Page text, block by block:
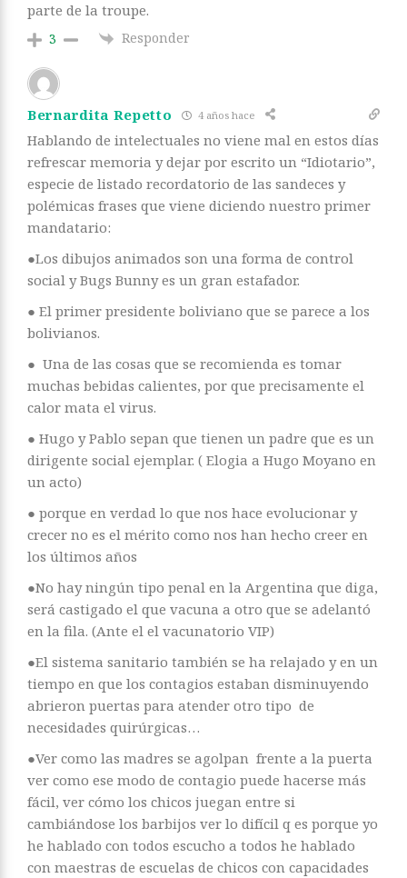
parte de la troupe.
3 Responder
Bernardita Repetto 4 años hace
Hablando de intelectuales no viene mal en estos días
refrescar memoria y dejar por escrito un “Idiotario”,
especie de listado recordatorio de las sandeces y
polémicas frases que viene diciendo nuestro primer
mandatario:
●Los dibujos animados son una forma de control
social y Bugs Bunny es un gran estafador.
● El primer presidente boliviano que se parece a los
bolivianos.
● Una de las cosas que se recomienda es tomar
muchas bebidas calientes, por que precisamente el
calor mata el virus.
● Hugo y Pablo sepan que tienen un padre que es un
dirigente social ejemplar. ( Elogia a Hugo Moyano en
un acto)
● porque en verdad lo que nos hace evolucionar y
crecer no es el mérito como nos han hecho creer en
los últimos años
●No hay ningún tipo penal en la Argentina que diga,
será castigado el que vacuna a otro que se adelantó
en la fila. (Ante el el vacunatorio VIP)
●El sistema sanitario también se ha relajado y en un
tiempo en que los contagios estaban disminuyendo
abrieron puertas para atender otro tipo de
necesidades quirúrgicas…
●Ver como las madres se agolpan frente a la puerta
ver como ese modo de contagio puede hacerse más
fácil, ver cómo los chicos juegan entre si
cambiándose los barbijos ver lo difícil q es porque yo
he hablado con todos escucho a todos he hablado
con maestras de escuelas de chicos con capacidades